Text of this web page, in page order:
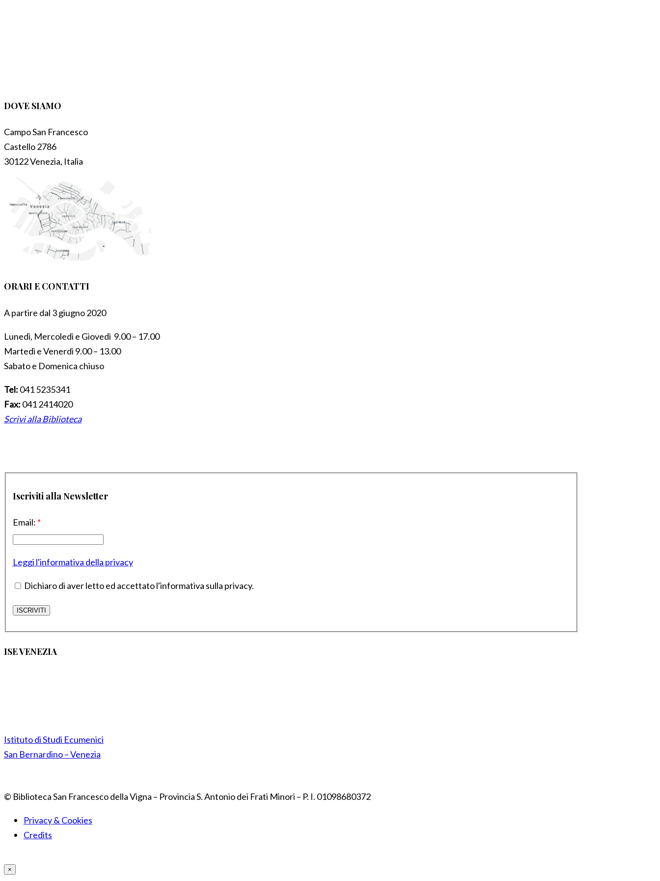
DOVE SIAMO
Campo San Francesco
Castello 2786
30122 Venezia, Italia
ORARI E CONTATTI
A partire dal 3 giugno 2020
Lunedì, Mercoledì e Giovedì 9.00 – 17.00
Martedì e Venerdì 9.00 – 13.00
Sabato e Domenica chiuso
Tel: 041 5235341
Fax: 041 2414020
Scrivi alla Biblioteca
Iscriviti alla Newsletter
Email: *
Leggi l'informativa della privacy
Dichiaro di aver letto ed accettato l'informativa sulla privacy.
ISE VENEZIA
Istituto di Studi Ecumenici
San Bernardino – Venezia
© Biblioteca San Francesco della Vigna – Provincia S. Antonio dei Frati Minori – P. I. 01098680372
Privacy & Cookies
Credits
×